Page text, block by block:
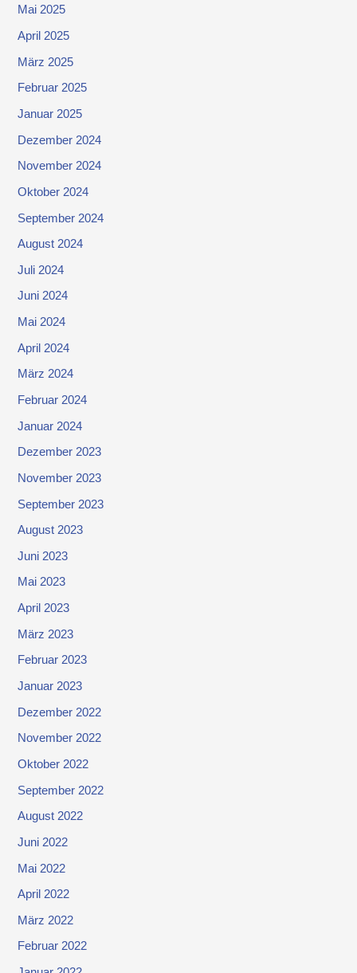
Mai 2025
April 2025
März 2025
Februar 2025
Januar 2025
Dezember 2024
November 2024
Oktober 2024
September 2024
August 2024
Juli 2024
Juni 2024
Mai 2024
April 2024
März 2024
Februar 2024
Januar 2024
Dezember 2023
November 2023
September 2023
August 2023
Juni 2023
Mai 2023
April 2023
März 2023
Februar 2023
Januar 2023
Dezember 2022
November 2022
Oktober 2022
September 2022
August 2022
Juni 2022
Mai 2022
April 2022
März 2022
Februar 2022